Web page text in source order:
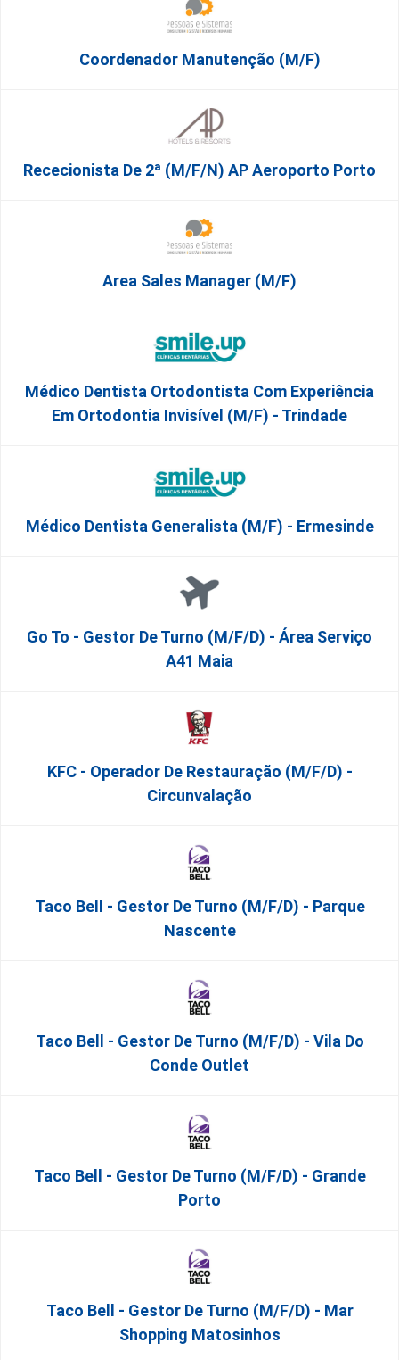
Coordenador Manutenção (m/f)
Rececionista De 2ª (M/F/N) AP Aeroporto Porto
Area Sales Manager (m/f)
Médico Dentista Ortodontista Com Experiência
Em Ortodontia Invisível (M/F) - Trindade
Médico Dentista Generalista (M/F) - Ermesinde
Go To - Gestor De Turno (m/f/d) - Área Serviço
A41 Maia
KFC - Operador De Restauração (m/f/d) -
Circunvalação
Taco Bell - Gestor De Turno (m/f/d) - Parque
Nascente
Taco Bell - Gestor De Turno (m/f/d) - Vila Do
Conde Outlet
Taco Bell - Gestor De Turno (m/f/d) - Grande
Porto
Taco Bell - Gestor De Turno (m/f/d) - Mar
Shopping Matosinhos